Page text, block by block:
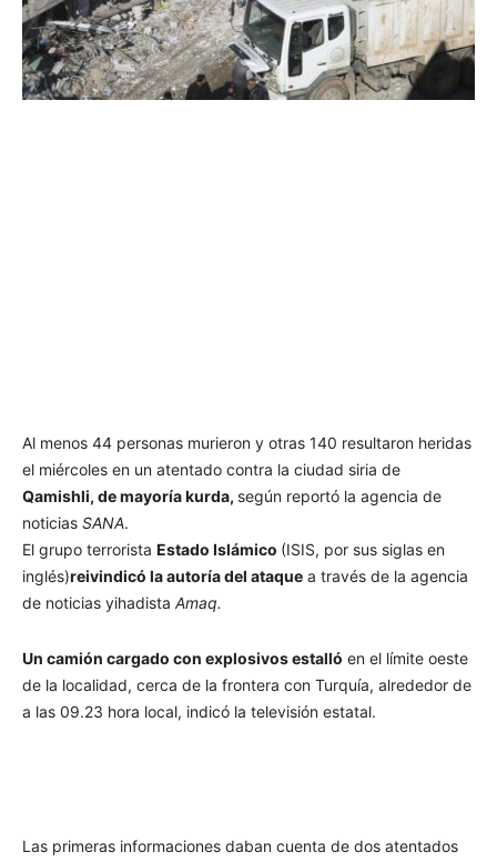
Al menos 44 personas murieron y otras 140 resultaron heridas
el miércoles en un atentado contra la ciudad siria de
Qamishli, de mayoría kurda, según reportó la agencia de
noticias SANA.
El grupo terrorista Estado Islámico (ISIS, por sus siglas en
inglés)reivindicó la autoría del ataque a través de la agencia
de noticias yihadista Amaq.
Un camión cargado con explosivos estalló en el límite oeste
de la localidad, cerca de la frontera con Turquía, alrededor de
a las 09.23 hora local, indicó la televisión estatal.
Las primeras informaciones daban cuenta de dos atentados